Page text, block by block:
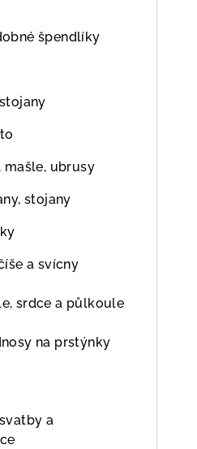
špendlíky
mašle, ubrusy
stojany
a svícny
srdce a půlkoule
na prstýnky
a